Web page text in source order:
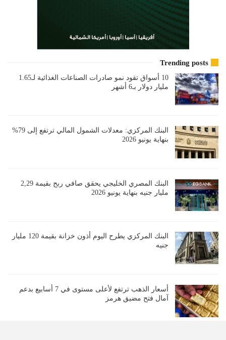
Trending posts
10 أسواق تقود نمو صادرات الصناعات الغذائية لـ1.65
مليار دولار بـ6 أشهر
البنك المركزي: معدلات الشمول المالي ترتفع إلى 79%
بنهاية يونيو 2026
البنك المصري الخليجي يحقق صافي ربح بقيمة 2,29
مليار جنيه بنهاية يونيو 2026
البنك المركزي يطرح اليوم أذون خزانة بقيمة 120 مليار
جنيه
أسعار الذهب ترتفع لأعلى مستوى في 7 أسابيع بدعم
آمال فتح مضيق هرمز